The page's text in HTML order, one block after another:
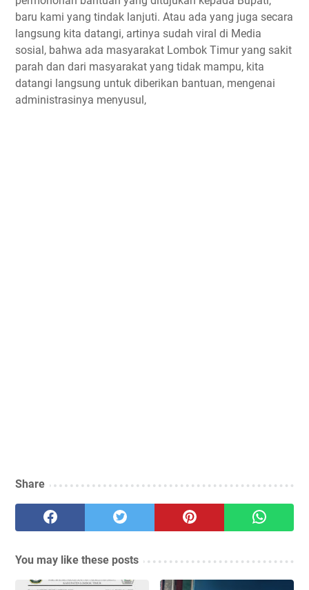
baru kami yang tindak lanjuti. Atau ada yang juga secara
langsung kita datangi, artinya sudah viral di Media
sosial, bahwa ada masyarakat Lombok Timur yang sakit
parah dan dari masyarakat yang tidak mampu, kita
datangi langsung untuk diberikan bantuan, mengenai
administrasinya menyusul,
Share
You may like these posts